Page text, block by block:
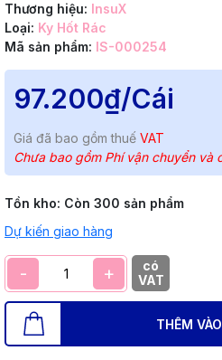
Thương hiệu: InsuX
Loại: Ky Hốt Rác
Mã sản phẩm: IS-000254
97.200₫/Cái
Giá đã bao gồm thuế VAT
Chưa bao gồm Phí vận chuyển và
Tồn kho: Còn 300 sản phẩm
Dự kiến giao hàng
- +
có
VAT
THÊM